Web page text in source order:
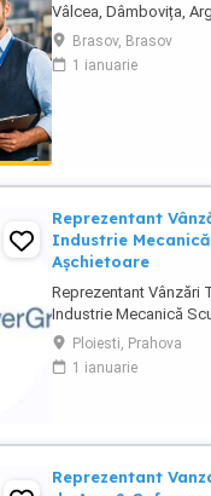
Vâlcea, Dâmbovița,
echipa de vânzări și
Vânzări Soluții
rezultate, cu experiență
Brasov, Brasov
1 ianuarie
Reprezentant
Industrie
Așchietoare
Reprezentant Vânzări
Industrie Mecanică
Companie specializată
distribuția de scule
echipamente
Reprezentanți de
Ploiesti, Prahova
1 ianuarie
Reprezentant